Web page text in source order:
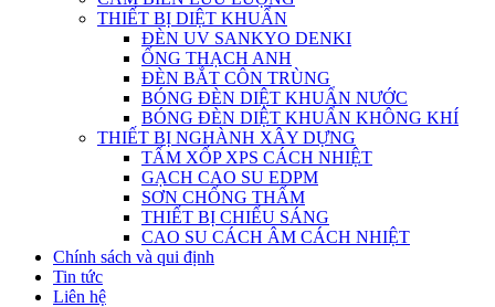
THIẾT BỊ DIỆT KHUẨN
ĐÈN UV SANKYO DENKI
ỐNG THẠCH ANH
ĐÈN BẮT CÔN TRÙNG
BÓNG ĐÈN DIỆT KHUẨN NƯỚC
BÓNG ĐÈN DIỆT KHUẨN KHÔNG KHÍ
THIẾT BỊ NGHÀNH XÂY DỰNG
TẤM XỐP XPS CÁCH NHIỆT
GẠCH CAO SU EDPM
SƠN CHỐNG THẤM
THIẾT BỊ CHIẾU SÁNG
CAO SU CÁCH ÂM CÁCH NHIỆT
Chính sách và qui định
Tin tức
Liên hệ